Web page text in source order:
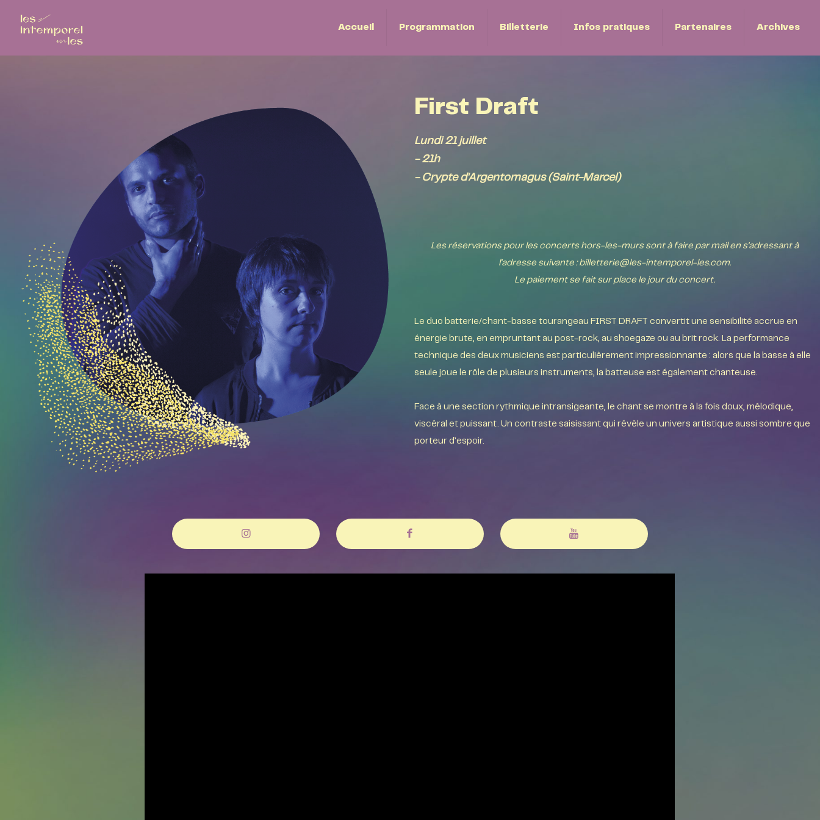
Accueil Programmation Billetterie Infos pratiques Partenaires Archives
First Draft
Lundi 21 juillet
- 21h
- Crypte d'Argentomagus (Saint-Marcel)
Les réservations pour les concerts hors-les-murs sont à faire par mail en s'adressant à
l'adresse suivante : billetterie@les-intemporel-les.com.
Le paiement se fait sur place le jour du concert.
Le duo batterie/chant-basse tourangeau FIRST DRAFT convertit une sensibilité accrue en
énergie brute, en empruntant au post-rock, au shoegaze ou au brit rock. La performance
technique des deux musiciens est particulièrement impressionnante : alors que la basse à elle
seule joue le rôle de plusieurs instruments, la batteuse est également chanteuse.
Face à une section rythmique intransigeante, le chant se montre à la fois doux, mélodique,
viscéral et puissant. Un contraste saisissant qui révèle un univers artistique aussi sombre que
porteur d’espoir.